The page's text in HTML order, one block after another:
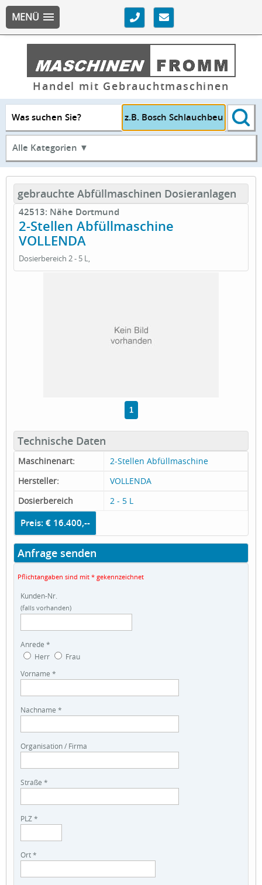
MENÜ
Handel mit Gebrauchtmaschinen
Was suchen Sie?
Alle Kategorien ▼
gebrauchte Abfüllmaschinen Dosieranlagen
1
42513: Nähe Dortmund
2-Stellen Abfüllmaschine
VOLLENDA
Dosierbereich 2 - 5 L,
Technische Daten
Maschinenart:
2-Stellen Abfüllmaschine
Hersteller:
VOLLENDA
Dosierbereich
2 - 5 L
Preis: € 16.400,--
Anfrage senden
Pflichtangaben sind mit * gekennzeichnet
Kunden-Nr.
(falls vorhanden)
Anrede *
Herr
Frau
Vorname *
Nachname *
Organisation / Firma
Straße *
PLZ *
Ort *